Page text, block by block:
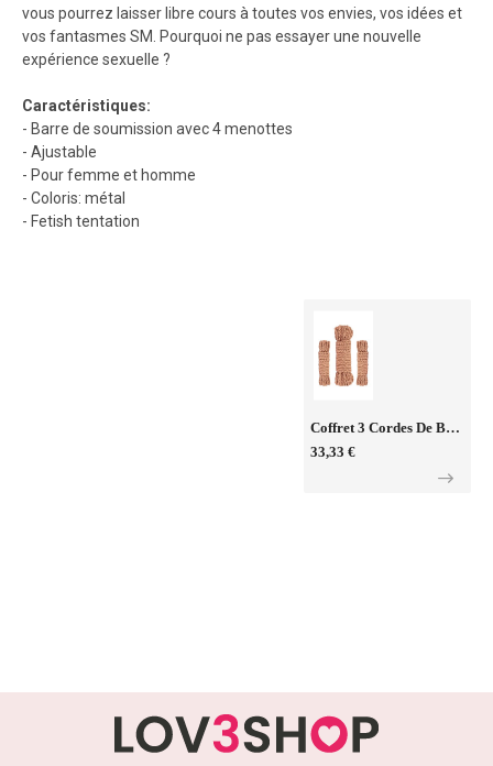
vous pourrez laisser libre cours à toutes vos envies, vos idées et
vos fantasmes SM. Pourquoi ne pas essayer une nouvelle
expérience sexuelle ?
Caractéristiques:
- Barre de soumission avec 4 menottes
- Ajustable
- Pour femme et homme
- Coloris: métal
- Fetish tentation
Coffret 3 Cordes De Bondage Premium - Rosy Gold
33,33 €